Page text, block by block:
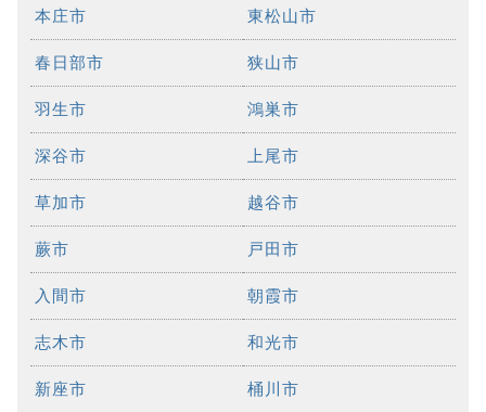
本庄市 東松山市
春日部市 狭山市
羽生市 鴻巣市
深谷市 上尾市
草加市 越谷市
蕨市 戸田市
入間市 朝霞市
志木市 和光市
新座市 桶川市